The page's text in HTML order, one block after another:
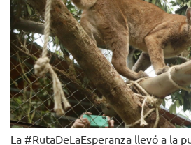
La #RutaDeLaEsperanza llevó a la